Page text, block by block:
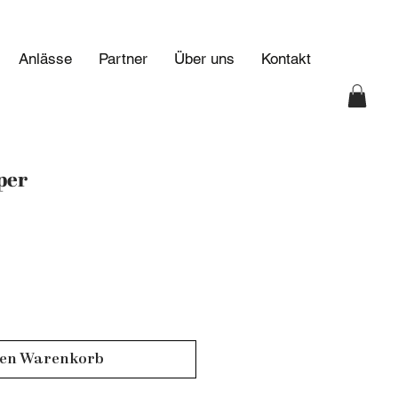
Anlässe Partner Über uns Kontakt
Warenkorb